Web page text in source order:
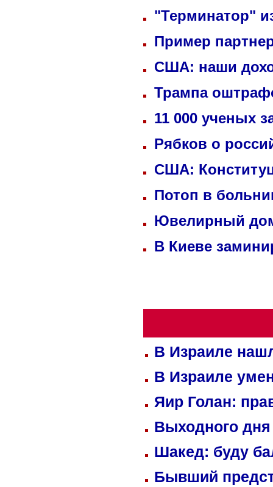
"Терминатор"
Пример
США: наши
Трампа
11 000 ученых
Рябков о
США:
Потоп в
Ювелирный
В Киеве
В Израиле
В Израиле
Яир Голан:
Выходного
Шакед: буду
Бывший